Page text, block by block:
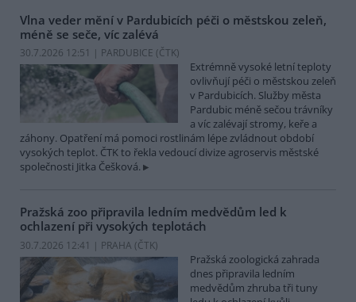
Vlna veder mění v Pardubicích péči o městskou zeleň,
méně se seče, víc zalévá
30.7.2026 12:51 | PARDUBICE (ČTK)
Extrémně vysoké letní teploty
ovlivňují péči o městskou zeleň
v Pardubicích. Služby města
Pardubic méně sečou trávníky
a víc zalévají stromy, keře a
záhony. Opatření má pomoci rostlinám lépe zvládnout období
vysokých teplot. ČTK to řekla vedoucí divize agroservis městské
společnosti Jitka Češková.
Pražská zoo připravila ledním medvědům led k
ochlazení při vysokých teplotách
30.7.2026 12:41 | PRAHA (ČTK)
Pražská zoologická zahrada
dnes připravila ledním
medvědům zhruba tři tuny